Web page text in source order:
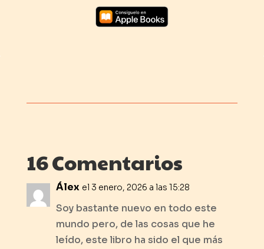
16 Comentarios
Álex el 3 enero, 2026 a las 15:28
Soy bastante nuevo en todo este
mundo pero, de las cosas que he
leído, este libro ha sido el que más